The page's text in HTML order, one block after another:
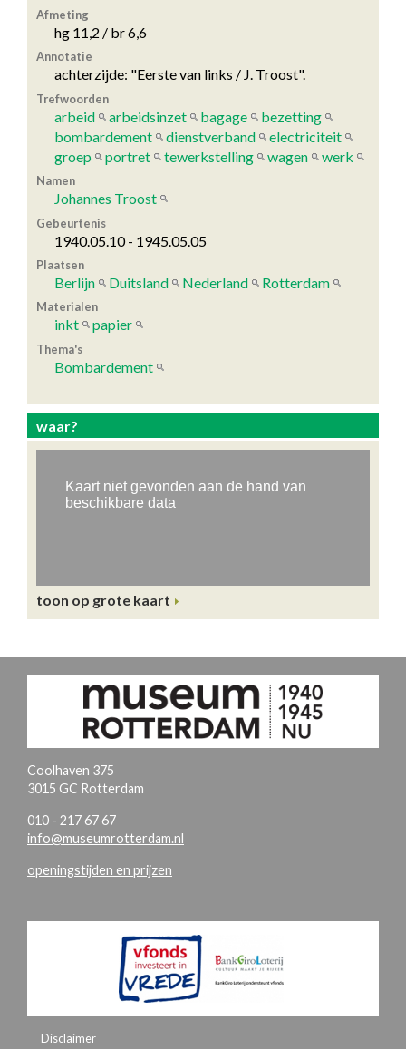
Afmeting
hg 11,2 / br 6,6
Annotatie
achterzijde: "Eerste van links / J. Troost".
Trefwoorden
arbeid arbeidsinzet bagage
bezetting
bombardement
dienstverband
electriciteit
groep
portret tewerkstelling wagen werk
Namen
Johannes Troost
Gebeurtenis
1940.05.10 - 1945.05.05
Plaatsen
Berlijn Duitsland Nederland Rotterdam
Materialen
inkt papier
Thema's
Bombardement
waar?
toon op grote kaart
Coolhaven 375
3015 GC Rotterdam
010 - 217 67 67
info@museumrotterdam.nl
openingstijden en prijzen
Disclaimer